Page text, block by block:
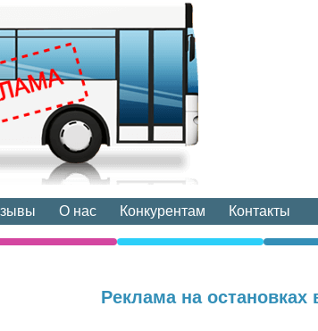
О нас Конкурентам Контакты
Реклама на остановках